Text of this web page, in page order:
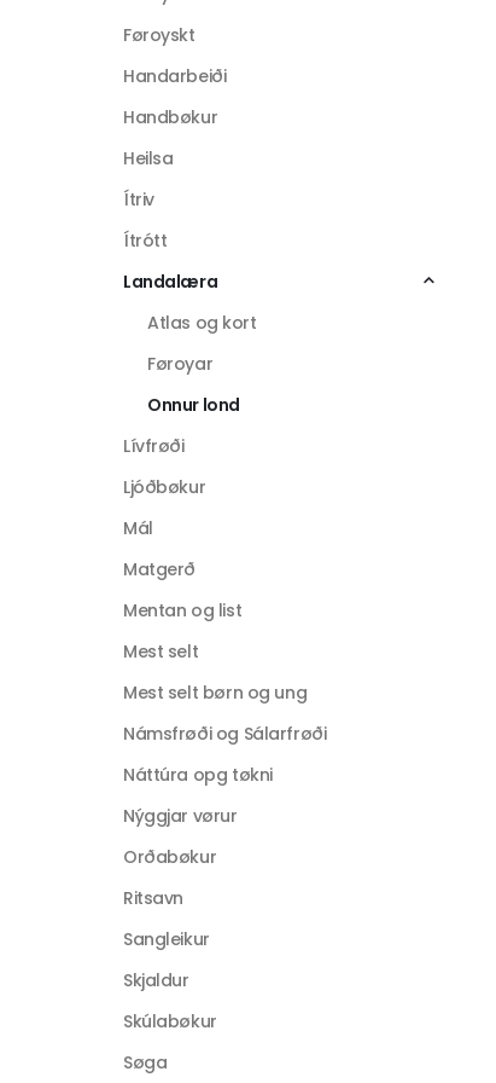
Føroyskt
Handarbeiði
Handbøkur
Heilsa
Ítriv
Ítrótt
Landalæra
Atlas og kort
Føroyar
Onnur lond
Lívfrøði
Ljóðbøkur
Mál
Matgerð
Mentan og list
Mest selt
Mest selt børn og ung
Námsfrøði og Sálarfrøði
Náttúra opg tøkni
Nýggjar vørur
Orðabøkur
Ritsavn
Sangleikur
Skjaldur
Skúlabøkur
Søga